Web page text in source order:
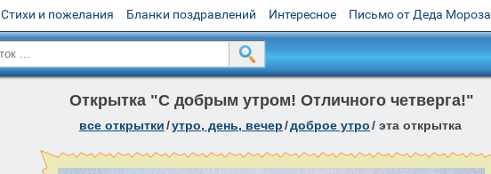
Стихи и пожелания Бланки поздравлений Интересное Письмо от Деда Мороза
Открытка "С добрым утром! Отличного четверга!"
все открытки/утро, день, вечер/доброе утро/ эта открытка